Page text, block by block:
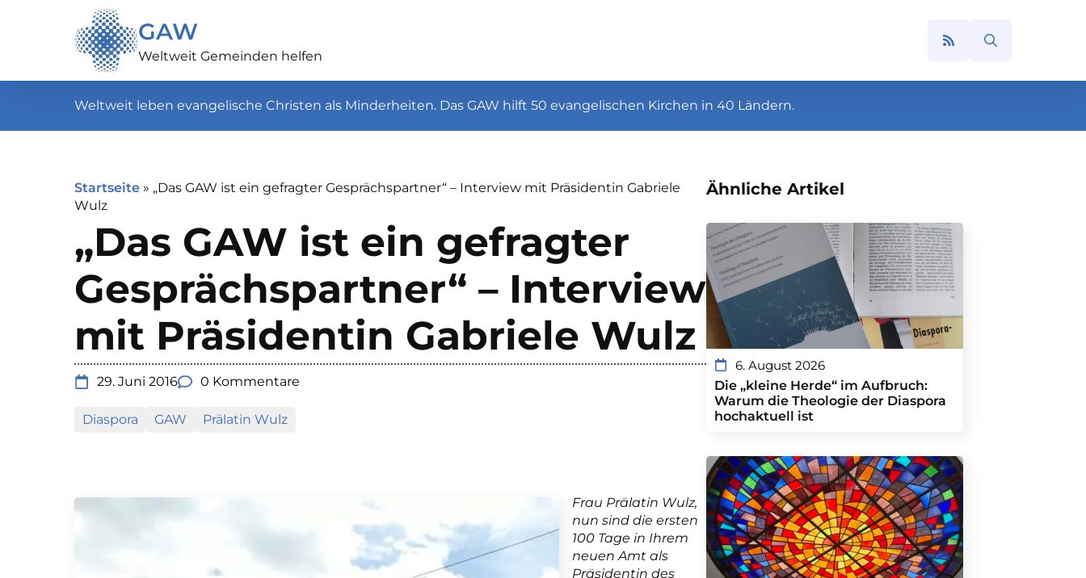
GAW
Weltweit Gemeinden helfen
Weltweit leben evangelische Christen als Minderheiten. Das GAW hilft 50 evangelischen Kirchen in 40 Ländern.
Startseite » „Das GAW ist ein gefragter Gesprächspartner“ – Interview mit Präsidentin Gabriele
Wulz
„Das GAW ist ein gefragter
Gesprächspartner“ – Interview
mit Präsidentin Gabriele Wulz
29. Juni 2016 0 Kommentare
Diaspora GAW Prälatin Wulz
Frau Prälatin Wulz,
nun sind die ersten
100 Tage in Ihrem
neuen Amt als
Präsidentin des
Ähnliche Artikel
6. August 2026
Die „kleine Herde“ im Aufbruch:
Warum die Theologie der Diaspora
hochaktuell ist